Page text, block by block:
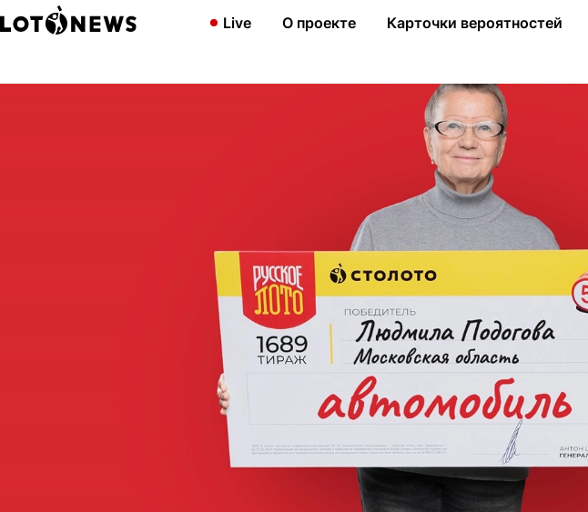
Live О проекте Карточки вероятностей